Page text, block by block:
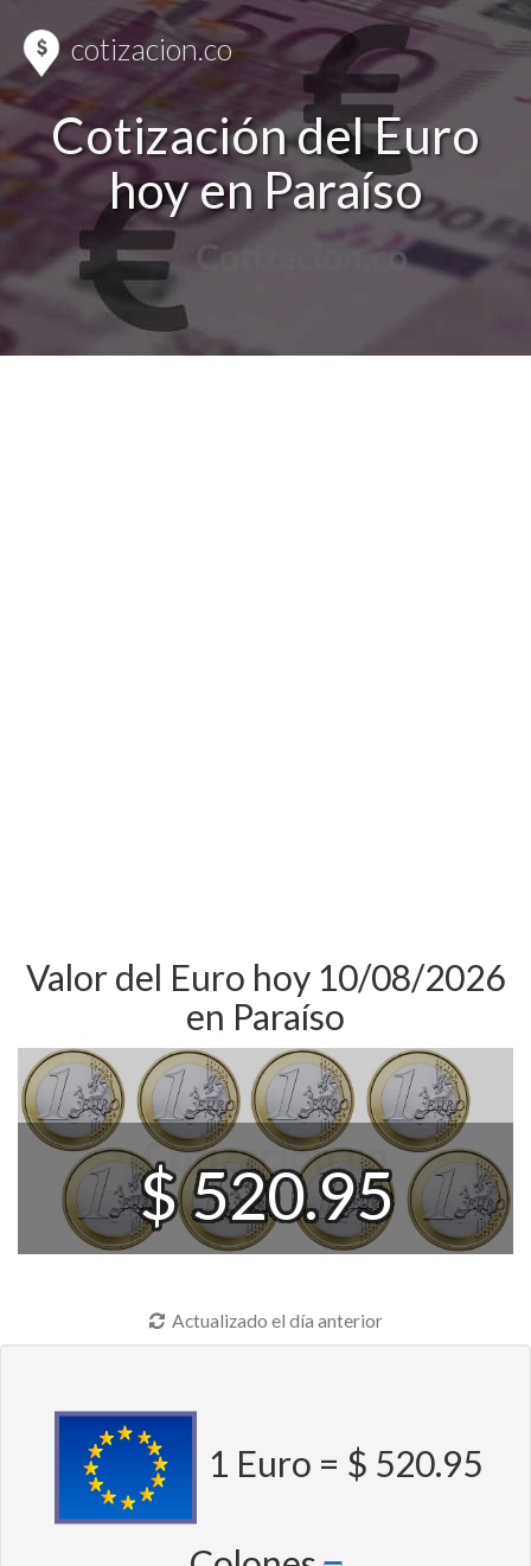
cotizacion.co
Cotización del Euro
hoy en Paraíso
Valor del Euro hoy 10/08/2026
en Paraíso
$ 520.95
Actualizado el día anterior
1 Euro = $ 520.95